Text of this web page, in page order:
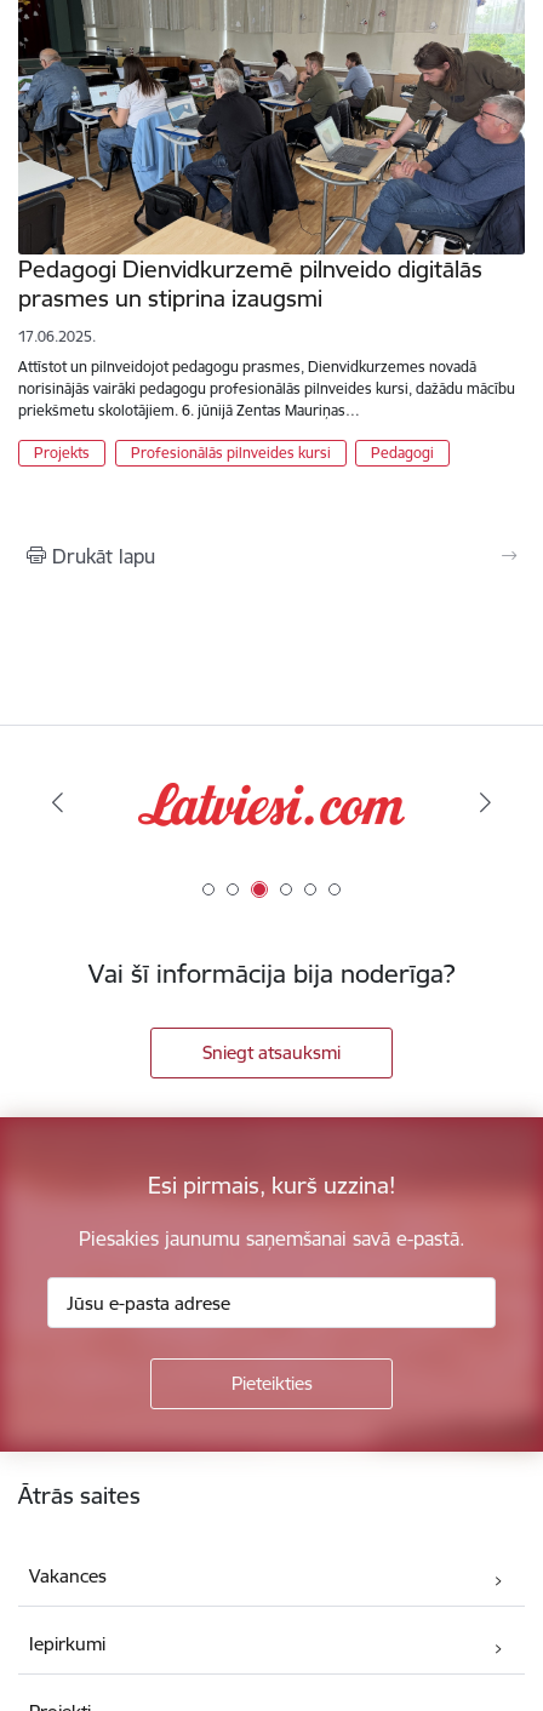
Pedagogi Dienvidkurzemē pilnveido digitālās
prasmes un stiprina izaugsmi
17.06.2025.
Attīstot un pilnveidojot pedagogu prasmes, Dienvidkurzemes novadā
norisinājās vairāki pedagogu profesionālās pilnveides kursi, dažādu mācību
priekšmetu skolotājiem. 6. jūnijā Zentas Mauriņas…
Projekts Profesionālās pilnveides kursi Pedagogi
Drukāt lapu
Vai šī informācija bija noderīga?
Sniegt atsauksmi
Esi pirmais, kurš uzzina!
Piesakies jaunumu saņemšanai savā e-pastā.
Ātrās saites
Vakances
Iepirkumi